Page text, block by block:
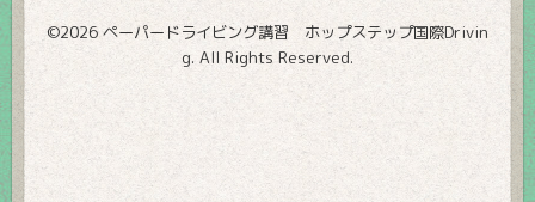
©2026 ペーパードライビング講習 ホップステップ国際Drivin
g. All Rights Reserved.